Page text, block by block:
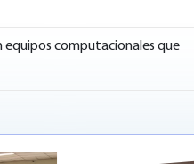
equipos computacionales que